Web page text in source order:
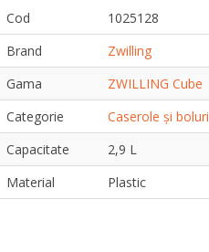
Cod
1025128
Brand
Zwilling
Gama
ZWILLING Cube
Categorie
Caserole și boluri
Capacitate
2,9 L
Material
Plastic